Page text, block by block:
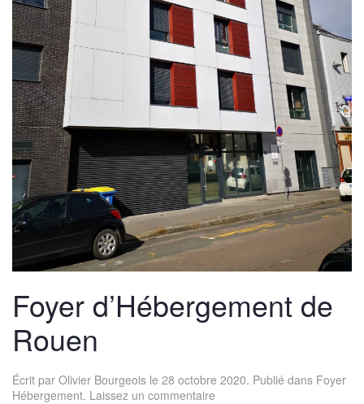
Foyer d’Hébergement de
Rouen
Écrit par Olivier Bourgeois le 28 octobre 2020. Publié dans Foyer
Hébergement. Laissez un commentaire